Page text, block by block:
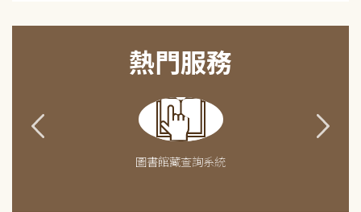
熱門服務
圖書館藏查詢系統